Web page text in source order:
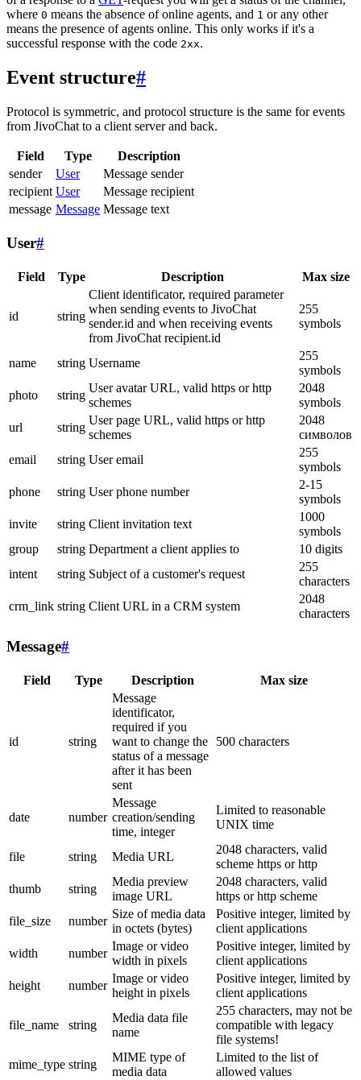
where 0 means the absence of online agents, and 1 or any other
means the presence of agents online. This only works if it's a
successful response with the code 2xx.
Event structure#
Protocol is symmetric, and protocol structure is the same for events
from JivoChat to a client server and back.
Field Type
Description
sender
User
Message sender
recipient User
Message recipient
message Message Message text
User#
Field Type Description Max size
id string
Client identificator, required parameter
when sending events to JivoChat
sender.id and when receiving events
from JivoChat recipient.id
255
symbols
name string Username
255
symbols
photo
string
User avatar URL, valid https or http
schemes
2048
symbols
url
string
User page URL, valid https or http
schemes
2048
символов
email
string User email
255
symbols
phone
string User phone number
2-15
symbols
invite
string Client invitation text
1000
symbols
group
string Department a client applies to
10 digits
intent
string Subject of a customer's request
255
characters
crm_link string Client URL in a CRM system
2048
characters
Message#
Field Type Description Max size
id string
Message
identificator,
required if you
want to change the
status of a message
after it has been
sent
500 characters
date number
Message
creation/sending
time, integer
Limited to reasonable
UNIX time
file string Media URL
2048 characters, valid
scheme https or http
thumb
string
Media preview
image URL
2048 characters, valid
https or http scheme
file_size
number
Size of media data
in octets (bytes)
Positive integer, limited by
client applications
width
number
Image or video
width in pixels
Positive integer, limited by
client applications
height
number
Image or video
height in pixels
Positive integer, limited by
client applications
file_name string
Media data file
name
255 characters, may not be
compatible with legacy
file systems!
mime_type string
MIME type of
media data
Limited to the list of
allowed values